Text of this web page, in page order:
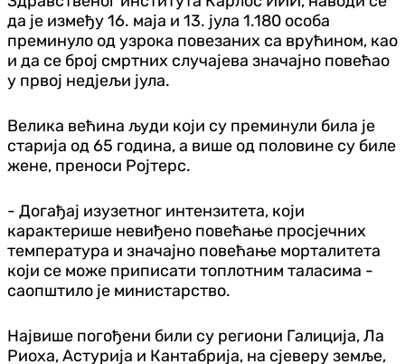
да је између 16. маја и 13. јула 1.180 особа
преминуло од узрока повезаних са врућином, као
и да се број смртних случајева значајно повећао
у првој недјељи јула.
Велика већина људи који су преминули била је
старија од 65 година, а више од половине су биле
жене, преноси Ројтерс.
- Догађај изузетног интензитета, који
карактерише невиђено повећање просјечних
температура и значајно повећање морталитета
који се може приписати топлотним таласима -
саопштило је министарство.
Највише погођени били су региони Галиција, Ла
Риоха, Астурија и Кантабрија, на сјеверу земље,